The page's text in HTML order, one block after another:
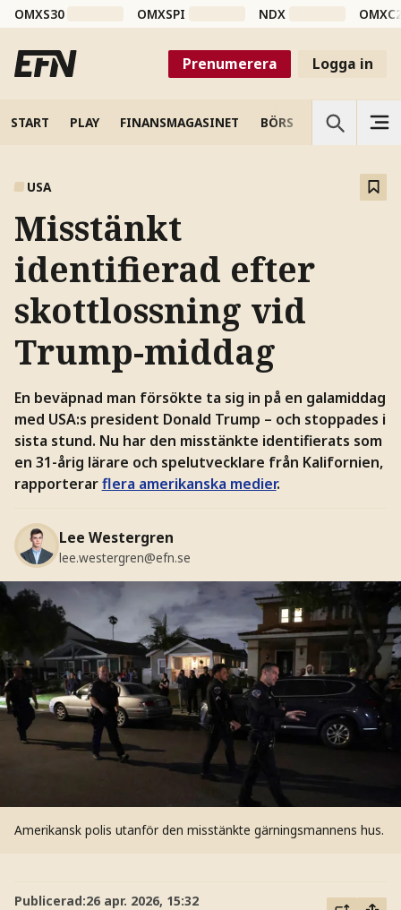
OMXS30 OMXSPI NDX
Prenumerera Logga in
START PLAY FINANSMAGASINET BÖRS VETENSKAP
USA
Misstänkt
identifierad efter
skottlossning vid
Trump-middag
En beväpnad man försökte ta sig in på en galamiddag
med USA:s president Donald Trump – och stoppades i
sista stund. Nu har den misstänkte identifierats som
en 31-årig lärare och spelutvecklare från Kalifornien,
rapporterarflera amerikanska medier.
Lee Westergren
lee.westergren@efn.se
Amerikansk polis utanför den misstänkte gärningsmannens hus.
Publicerad:26 apr. 2026, 15:32